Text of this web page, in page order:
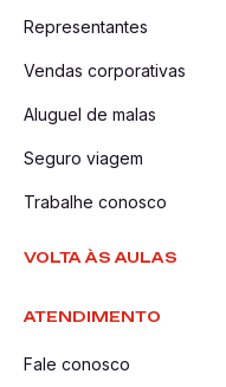
Representantes
Vendas corporativas
Aluguel de malas
Seguro viagem
Trabalhe conosco
VOLTA ÀS AULAS
ATENDIMENTO
Fale conosco